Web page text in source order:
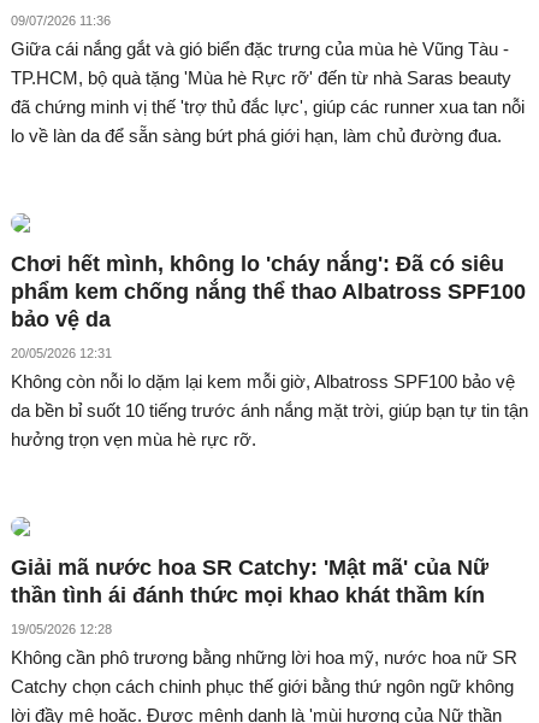
09/07/2026 11:36
Giữa cái nắng gắt và gió biển đặc trưng của mùa hè Vũng Tàu -
TP.HCM, bộ quà tặng 'Mùa hè Rực rỡ' đến từ nhà Saras beauty
đã chứng minh vị thế 'trợ thủ đắc lực', giúp các runner xua tan nỗi
lo về làn da để sẵn sàng bứt phá giới hạn, làm chủ đường đua.
Chơi hết mình, không lo 'cháy nắng': Đã có siêu
phẩm kem chống nắng thể thao Albatross SPF100
bảo vệ da
20/05/2026 12:31
Không còn nỗi lo dặm lại kem mỗi giờ, Albatross SPF100 bảo vệ
da bền bỉ suốt 10 tiếng trước ánh nắng mặt trời, giúp bạn tự tin tận
hưởng trọn vẹn mùa hè rực rỡ.
Giải mã nước hoa SR Catchy: 'Mật mã' của Nữ
thần tình ái đánh thức mọi khao khát thầm kín
19/05/2026 12:28
Không cần phô trương bằng những lời hoa mỹ, nước hoa nữ SR
Catchy chọn cách chinh phục thế giới bằng thứ ngôn ngữ không
lời đầy mê hoặc. Được mệnh danh là 'mùi hương của Nữ thần